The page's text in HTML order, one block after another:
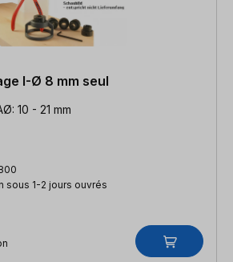
I-Ø 8 mm seul
10 - 21 mm
sous 1-2 jours ouvrés